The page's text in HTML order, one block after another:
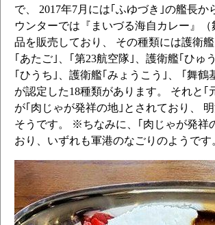
で、 2017年7月には｢ふゆづき｣の艦長
ウンターでは『まいづる海自カレー』
品を販売しており、 その種類には護衛
｢あたご｣、｢第23航空隊｣、護衛艦｢ひゅ
｢ひうち｣、護衛艦｢みょうこう｣、 ｢舞
が認定した18種類があります。 それと
が｢肉じゃが発祥の地｣とされており、
そうです。 ※ちなみに、｢肉じゃが発祥
おり、いずれも軍港のなごりのようです